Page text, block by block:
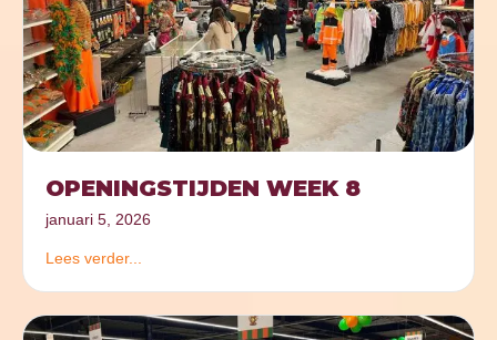
OPENINGSTIJDEN WEEK 8
januari 5, 2026
Lees verder...